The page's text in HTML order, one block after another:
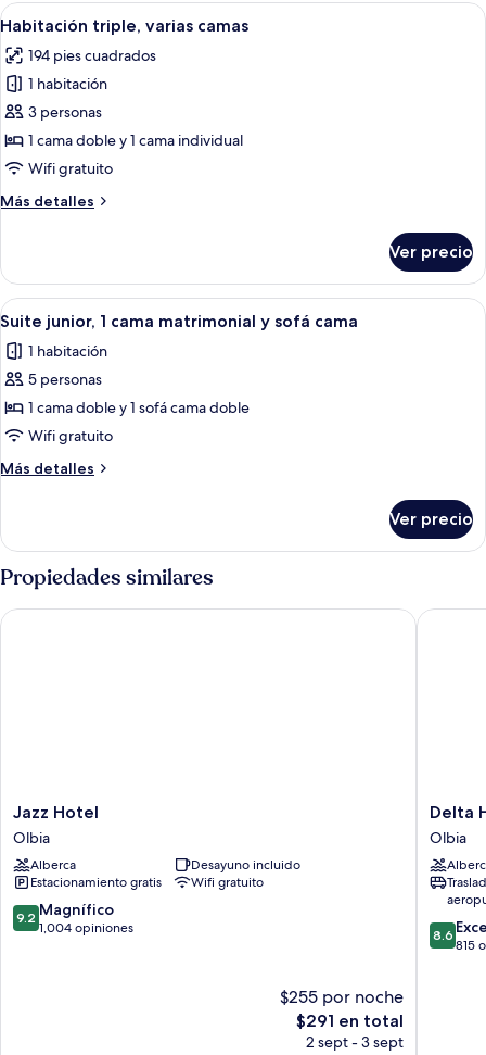
cama
Abrir
todas
las
fotos
de
Habitación
triple,
camas
Habitación de hotel con cama,
5
Habitación triple, varias camas
194 pies cuadrados
1 habitación
3 personas
1 cama doble y 1 cama individual
Wifi gratuito
Más detalles
Más
triple,
varias
camas
Ver precio
Abrir
todas
las
fotos
de
Suite
junior,
1
matrimonial
sofá
cama
Una habitación de hotel con una
5
Suite junior, 1 cama matrimonial y sofá cama
1 habitación
5 personas
1 cama doble y 1 sofá cama doble
Wifi gratuito
Más detalles
Más
junior,
1
cama
matrimonial
y
Ver precio
Propiedades similares
Jazz
Hotel
Olbia
Jazz Hotel
Olbia
Alberca
Desayuno incluido
Estacionamiento gratis
Wifi gratuito
9.2
de
9.2 Magnífico
1,004 opiniones
$255 por noche
El
precio
$291 en total
2 sept - 3 sept
Jazz Hotel
Delta
Hotels
by
Marriott
Olbia
Sardinia
Olbia
Delta
Olbia
8.6
de
8.6
815
Delta